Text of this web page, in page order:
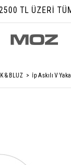
TL ÜZERI
& BLUZ İp Askılı V